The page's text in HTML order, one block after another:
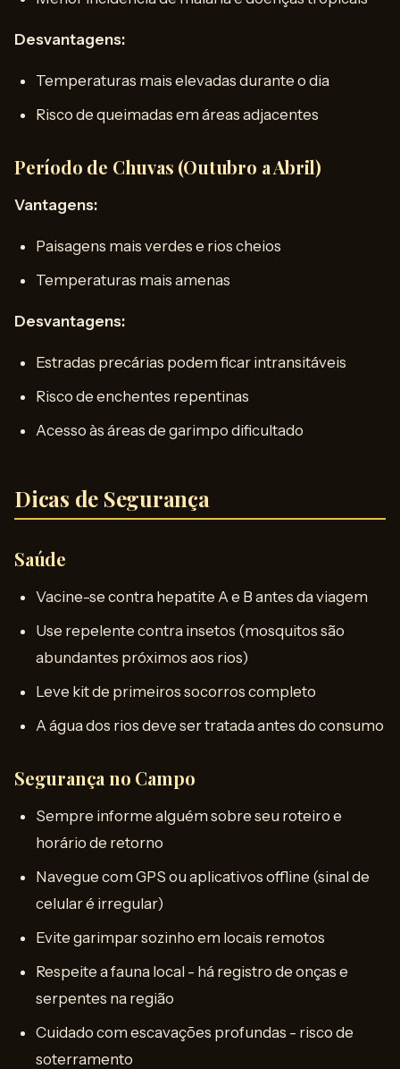
Desvantagens:
Temperaturas mais elevadas durante o dia
Risco de queimadas em áreas adjacentes
Período de Chuvas (Outubro a Abril)
Vantagens:
Paisagens mais verdes e rios cheios
Temperaturas mais amenas
Desvantagens:
Estradas precárias podem ficar intransitáveis
Risco de enchentes repentinas
Acesso às áreas de garimpo dificultado
Dicas de Segurança
Saúde
Vacine-se contra hepatite A e B antes da viagem
Use repelente contra insetos (mosquitos são
abundantes próximos aos rios)
Leve kit de primeiros socorros completo
A água dos rios deve ser tratada antes do consumo
Segurança no Campo
Sempre informe alguém sobre seu roteiro e
horário de retorno
Navegue com GPS ou aplicativos offline (sinal de
celular é irregular)
Evite garimpar sozinho em locais remotos
Respeite a fauna local - há registro de onças e
serpentes na região
Cuidado com escavações profundas - risco de
soterramento